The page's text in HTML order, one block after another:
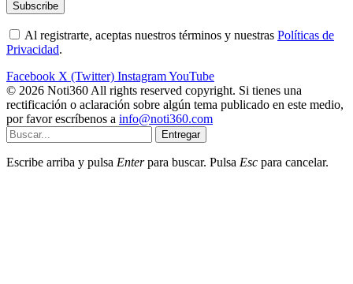
Al registrarte, aceptas nuestros términos y nuestras Políticas de
Privacidad.
Facebook X (Twitter) InstagramYouTube
© 2026 Noti360 All rights reserved copyright. Si tienes una
rectificación o aclaración sobre algún tema publicado en este medio,
por favor escríbenos a info@noti360.com
Entregar
Escribe arriba y pulsa Enterpara buscar. Pulsa Esc para cancelar.